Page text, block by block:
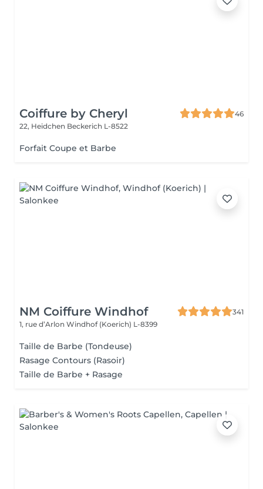
Coiffure by Cheryl
46
22, Heidchen Beckerich L-8522
Forfait Coupe et Barbe
NM Coiffure Windhof
341
1, rue d’Arlon Windhof (Koerich) L-8399
Taille de Barbe (Tondeuse)
Rasage Contours (Rasoir)
Taille de Barbe + Rasage